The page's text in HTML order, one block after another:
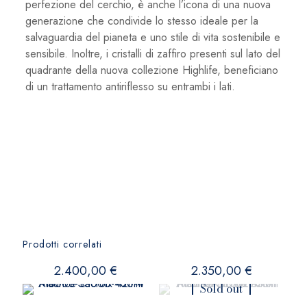
perfezione del cerchio, è anche l’icona di una nuova
generazione che condivide lo stesso ideale per la
salvaguardia del pianeta e uno stile di vita sostenibile e
sensibile. Inoltre, i cristalli di zaffiro presenti sul lato del
quadrante della nuova collezione Highlife, beneficiano
di un trattamento antiriflesso su entrambi i lati.
Prodotti correlati
2.400,00€ 2.350,00€
Sold out